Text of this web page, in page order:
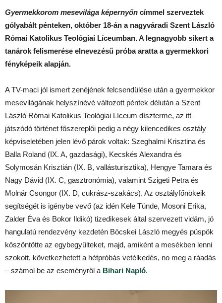
Gyermekkorom mesevilága képernyőn címmel szerveztek
gólyabált pénteken, október 18-án a nagyváradi Szent László
Római Katolikus Teológiai Líceumban. A legnagyobb sikert a
tanárok felismerése elnevezésű próba aratta a gyermekkori
fényképeik alapján.
A TV-maci jól ismert zenéjének felcsendülése után a gyermekkor
mesevilágának helyszínévé változott péntek délután a Szent
László Római Katolikus Teológiai Líceum díszterme, az itt
játszódó történet főszereplői pedig a négy kilencedikes osztály
képviseletében jelen lévő párok voltak: Szeghalmi Krisztina és
Balla Roland (IX. A, gazdasági), Kecskés Alexandra és
Solymosán Krisztián (IX. B, vallásturisztika), Hengye Tamara és
Nagy Dávid (IX. C, gasztronómia), valamint Szigeti Petra és
Molnár Csongor (IX. D, cukrász-szakács). Az osztályfőnökeik
segítségét is igénybe vevő (az idén Kele Tünde, Mosoni Erika,
Zalder Éva és Bokor Ildikó) tizedikesek által szervezett vidám, jó
hangulatú rendezvény kezdetén Böcskei László megyés püspök
köszöntötte az egybegyűlteket, majd, amiként a mesékben lenni
szokott, következhetett a hétpróbás vetélkedés, no meg a ráadás
– számol be az eseményről a Bihari Napló.